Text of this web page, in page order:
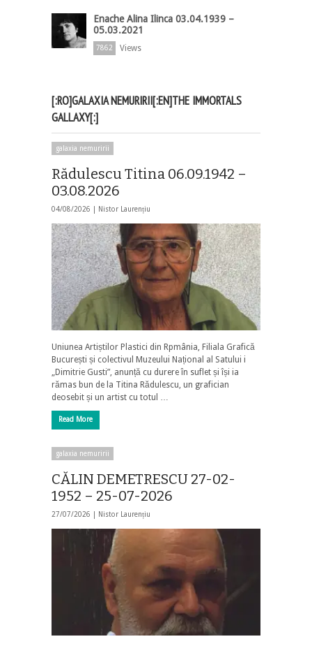
Enache Alina Ilinca 03.04.1939 –
05.03.2021
7862 Views
[:RO]GALAXIA NEMURIRII[:EN]THE IMMORTALS
GALLAXY[:]
galaxia nemuririi
Rădulescu Titina 06.09.1942 –
03.08.2026
04/08/2026 | Nistor Laurențiu
Uniunea Artiștilor Plastici din Rpmânia, Filiala Grafică
București și colectivul Muzeului Național al Satului i
„Dimitrie Gusti”, anunță cu durere în suflet și își ia
rămas bun de la Titina Rădulescu, un grafician
deosebit și un artist cu totul …
Read More
galaxia nemuririi
CĂLIN DEMETRESCU 27-02-
1952 – 25-07-2026
27/07/2026 | Nistor Laurențiu